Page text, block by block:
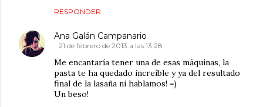
RESPONDER
Ana Galán Campanario
21 de febrero de 2013 a las 13:28
Me encantaría tener una de esas máquinas, la
pasta te ha quedado increíble y ya del resultado
final de la lasaña ni hablamos! =)
Un beso!